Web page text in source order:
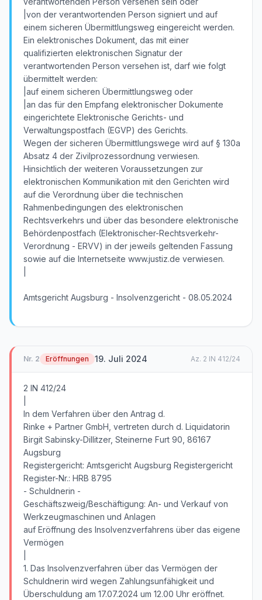
|von der verantwortenden Person signiert und auf
einem sicheren Übermittlungsweg eingereicht werden.
Ein elektronisches Dokument, das mit einer
qualifizierten elektronischen Signatur der
verantwortenden Person versehen ist, darf wie folgt
übermittelt werden:
|auf einem sicheren Übermittlungsweg oder
|an das für den Empfang elektronischer Dokumente
eingerichtete Elektronische Gerichts- und
Verwaltungspostfach (EGVP) des Gerichts.
Wegen der sicheren Übermittlungswege wird auf § 130a
Absatz 4 der Zivilprozessordnung verwiesen.
Hinsichtlich der weiteren Voraussetzungen zur
elektronischen Kommunikation mit den Gerichten wird
auf die Verordnung über die technischen
Rahmenbedingungen des elektronischen
Rechtsverkehrs und über das besondere elektronische
Behördenpostfach (Elektronischer-Rechtsverkehr-
Verordnung - ERVV) in der jeweils geltenden Fassung
sowie auf die Internetseite www.justiz.de verwiesen.
Amtsgericht Augsburg - Insolvenzgericht - 08.05.2024
Nr. 2 Eröffnungen 19. Juli 2024 Az. 2 IN 412/24
2 IN 412/24
In dem Verfahren über den Antrag d.
Rinke + Partner GmbH, vertreten durch d. Liquidatorin
Birgit Sabinsky-Dillitzer, Steinerne Furt 90, 86167
Augsburg
Registergericht: Amtsgericht Augsburg Registergericht
Register-Nr.: HRB 8795
- Schuldnerin -
Geschäftszweig/Beschäftigung: An- und Verkauf von
Werkzeugmaschinen und Anlagen
auf Eröffnung des Insolvenzverfahrens über das eigene
Vermögen
1. Das Insolvenzverfahren über das Vermögen der
Schuldnerin wird wegen Zahlungsunfähigkeit und
Überschuldung am 17.07.2024 um 12.00 Uhr eröffnet.